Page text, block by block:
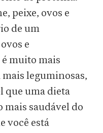
peixe, ovos e
de um
e
muito mais
leguminosas,
que uma dieta
mais saudável do
você está